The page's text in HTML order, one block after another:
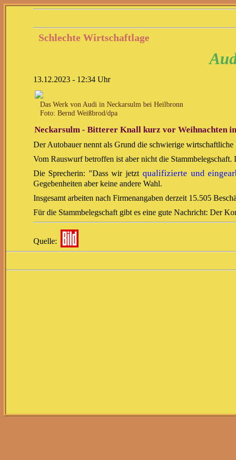
Schlechte Wirtschaftlage
13.12.2023 - 12:34 Uhr
Das Werk von Audi in Neckarsulm bei Heilbronn
Foto: Bernd Weißbrod/dpa
Neckarsulm - Bitterer Knall kurz vor Weihnachten
Der Autobauer nennt als Grund die schwierige
Vom Rauswurf betroffen ist aber nicht die Stammbelegschaft.
Die Sprecherin: "Dass wir jetzt qualifizierte und
Gegebenheiten aber keine andere Wahl.
Insgesamt arbeiten nach Firmenangaben derzeit 15.505
Für die Stammbelegschaft gibt es eine gute Nachricht: Der
Quelle: